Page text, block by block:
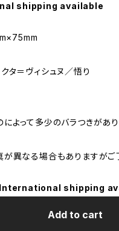
shipping available
タ＝ヴィシュヌ／悟り
よって多少のバラつきがあり
異なる場合もありますがご
International shipping
Add to cart